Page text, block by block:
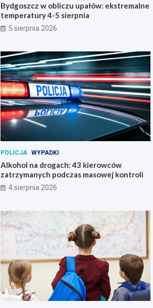
Bydgoszcz w obliczu upałów: ekstremalne
temperatury 4-5 sierpnia
5 sierpnia 2026
POLICJA WYPADKI
Alkohol na drogach: 43 kierowców
zatrzymanych podczas masowej kontroli
4 sierpnia 2026